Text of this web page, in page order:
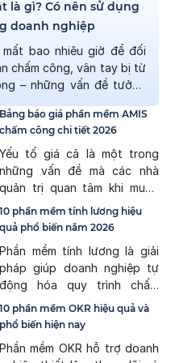
là gì? Có nên sử dụng
doanh nghiệp
bao nhiêu giờ để đối
chấm công, vân tay bị từ
– những vấn đề tưởng
Đó là […]
Bảng báo giá phần mềm AMIS
chấm công chi tiết 2026
Yếu tố giá cả là một trong
những vấn đề mà các nhà
quản trị quan tâm khi muốn
chuyển đổi số phòng Nhân
sự. Có những yếu tố nào ảnh
mềm chấm công? Đâu là mức
giá phù hợp với công ty bạn?
MISA AMIS sẽ giải đáp […]
10 phần mềm tính lương hiệu
quả phổ biến năm 2026
Phần mềm tính lương là giải
pháp giúp doanh nghiệp tự
động hóa quy trình chấm
công, tính lương, bảo hiểm xã
hội và thuế thu nhập cá nhân,
thời gian và đảm bảo tuân
10 phần mềm OKR hiệu quả và
phổ biến hiện nay
Phần mềm OKR hỗ trợ doanh